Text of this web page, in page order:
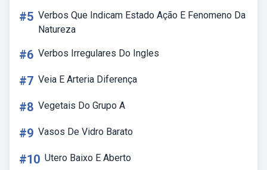
#5 Verbos Que Indicam Estado Ação E Fenomeno Da
Natureza
#6 Verbos Irregulares Do Ingles
#7 Veia E Arteria Diferença
#8 Vegetais Do Grupo A
#9 Vasos De Vidro Barato
#10 Utero Baixo E Aberto